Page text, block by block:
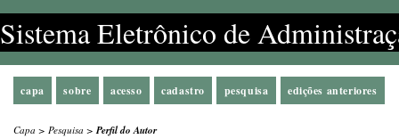
Sistema Eletrônico de
capa sobre acesso cadastro pesquisa edições anteriores
Capa > Pesquisa >Perfil do Autor